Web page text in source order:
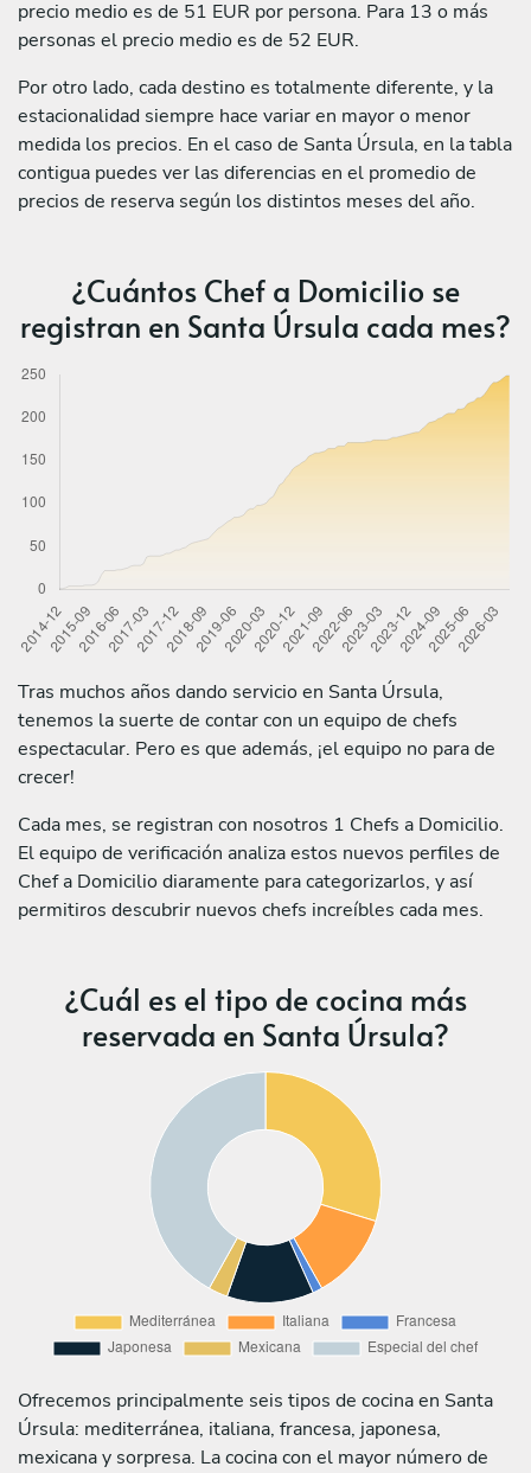
precio medio es de 51 EUR por persona. Para 13 o más
personas el precio medio es de 52 EUR.
Por otro lado, cada destino es totalmente diferente, y la
estacionalidad siempre hace variar en mayor o menor
medida los precios. En el caso de Santa Úrsula, en la tabla
contigua puedes ver las diferencias en el promedio de
precios de reserva según los distintos meses del año.
¿Cuántos Chef a Domicilio se
registran en Santa Úrsula cada mes?
Tras muchos años dando servicio en Santa Úrsula,
tenemos la suerte de contar con un equipo de chefs
espectacular. Pero es que además, ¡el equipo no para de
crecer!
Cada mes, se registran con nosotros 1 Chefs a Domicilio.
El equipo de verificación analiza estos nuevos perfiles de
Chef a Domicilio diaramente para categorizarlos, y así
permitiros descubrir nuevos chefs increíbles cada mes.
¿Cuál es el tipo de cocina más
reservada en Santa Úrsula?
Ofrecemos principalmente seis tipos de cocina en Santa
Úrsula: mediterránea, italiana, francesa, japonesa,
mexicana y sorpresa. La cocina con el mayor número de